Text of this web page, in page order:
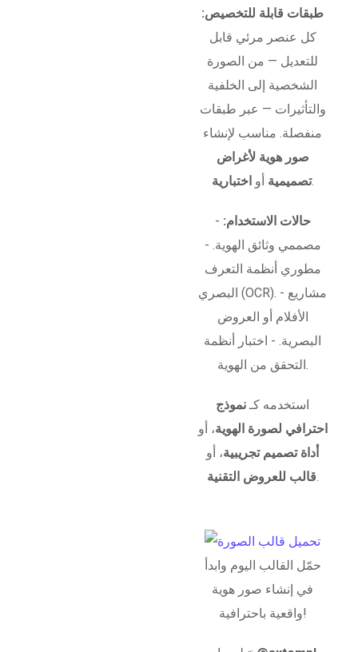
طبقات قابلة للتخصيص:
كل عنصر مرئي قابل
للتعديل — من الصورة
الشخصية إلى الخلفية
والتأثيرات — عبر طبقات
منفصلة. مناسب لإنشاء
صور هوية لأغراض
تصميمية أو اختبارية .
حالات الاستخدام: -
مصممي وثائق الهوية. -
مطوري أنظمة التعرف
البصري (OCR). - مشاريع
الأفلام أو العروض
البصرية. - اختبار أنظمة
التحقق من الهوية.
استخدمه كـنموذج
احترافي لصورة الهوية، أو
أداة تصميم تجريبية، أو
قالب للعروض التقنية.
حمّل القالب اليوم وابدأ
في إنشاء صور هوية
واقعية باحترافية!